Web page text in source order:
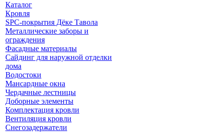
Каталог
Кровля
SPC-покрытия Дёке Тавола
Металлические заборы и
ограждения
Фасадные материалы
Сайдинг для наружной отделки
дома
Водостоки
Мансардные окна
Чердачные лестницы
Доборные элементы
Комплектация кровли
Вентиляция кровли
Снегозадержатели